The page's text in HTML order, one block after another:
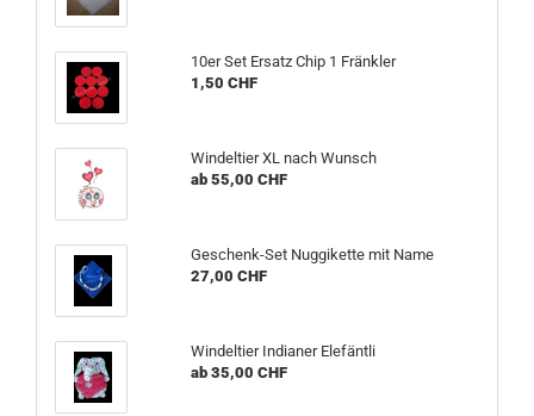
10er Set Ersatz Chip 1 Fränkler
1,50 CHF
Windeltier XL nach Wunsch
ab 55,00 CHF
Geschenk-Set Nuggikette mit Name
27,00 CHF
Windeltier Indianer Elefäntli
ab 35,00 CHF